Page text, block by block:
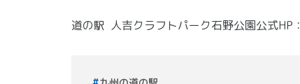
道の駅 人吉クラフトパーク石野公園公式HP：